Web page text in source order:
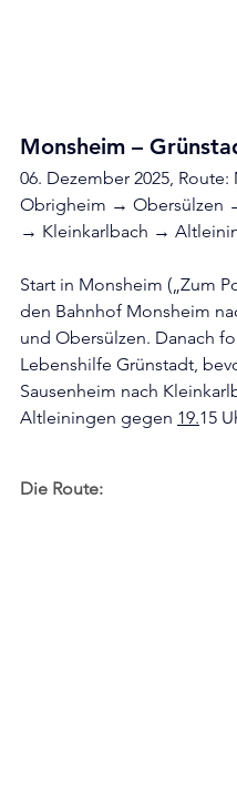
Monsheim –
06. Dezember 2025,
Obrigheim → Obersülzen
→ Kleinkarlbach →
Start in Monsheim („Zum
den Bahnhof Monsheim
und Obersülzen. Danach
Lebenshilfe Grünstadt,
Sausenheim nach
Altleiningen gegen 19.15
Die Route: